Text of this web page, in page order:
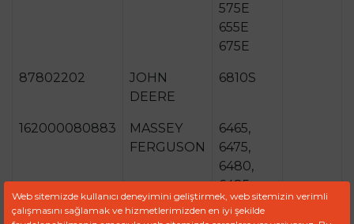
575E
655E
675E
87802202
JOHN
DEERE
6810S
162000080883
MASSEY
FERGUSON
6465,
6475,
6480,
6485,
6490,
Web sitemizde kullanıcı deneyimini geliştirmek, web sitemizin verimli
çalışmasını sağlamak ve hizmetlerimizden en iyi şekilde